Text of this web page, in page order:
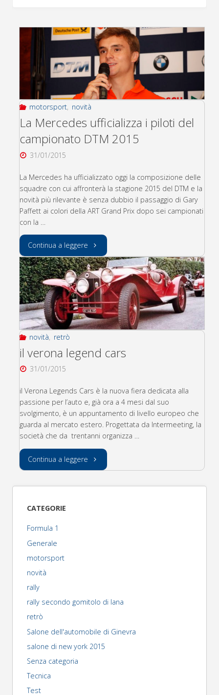
motorsport, novità
La Mercedes ufficializza i piloti del
campionato DTM 2015
31/01/2015
La Mercedes ha ufficializzato oggi la composizione delle
squadre con cui affronterà la stagione 2015 del DTM e la
novità più rilevante è senza dubbio il passaggio di Gary
Paffett ai colori della ART Grand Prix dopo sei campionati
con la …
Continua a leggere "La
Mercedes
ufficializza
i
piloti
del
DTM
2015"
novità, retrò
il verona legend cars
31/01/2015
il Verona Legends Cars è la nuova fiera dedicata alla
passione per l’auto e, già ora a 4 mesi dal suo
svolgimento, è un appuntamento di livello europeo che
guarda al mercato estero. Progettata da Intermeeting, la
società che da trentanni organizza …
Continua a leggere
CATEGORIE
Formula 1
Generale
motorsport
novità
rally
rally secondo gomitolo di lana
retrò
Salone dell'automobile di Ginevra
salone di new york 2015
Senza categoria
Tecnica
Test